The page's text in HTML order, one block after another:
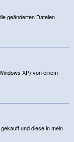
geänderten Dateien
XP) von einem
und diese in mein